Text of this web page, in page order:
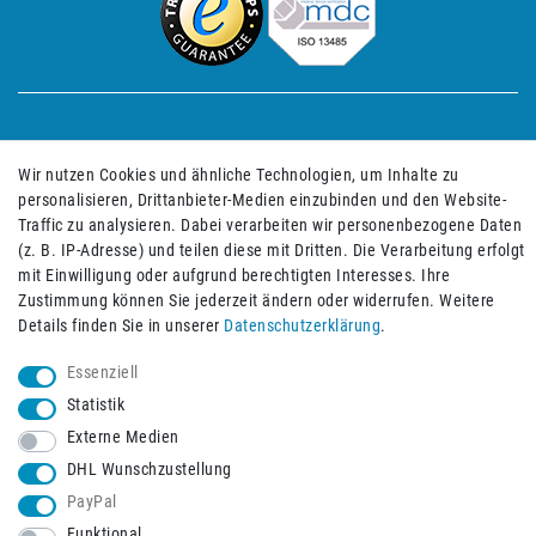
Impressum Daten­schutz­erklärung
Barrierefreiheitserklärung Widerrufs­recht
© 2026 Burbach+Goetz Deutsche Sanitätshaus GmbH
Wir nutzen Cookies und ähnliche Technologien, um Inhalte zu
personalisieren, Drittanbieter-Medien einzubinden und den Website-
Traffic zu analysieren. Dabei verarbeiten wir personenbezogene Daten
(z. B. IP-Adresse) und teilen diese mit Dritten. Die Verarbeitung erfolgt
mit Einwilligung oder aufgrund berechtigten Interesses. Ihre
Zustimmung können Sie jederzeit ändern oder widerrufen. Weitere
Details finden Sie in unserer Daten­schutz­erklärung.
Essenziell
Statistik
Externe Medien
DHL Wunschzustellung
PayPal